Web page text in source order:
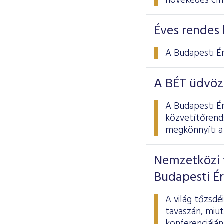
Éves
A Budapesti
A BÉT
A Budapesti
megkönnyíti
Budapesti
A világ
tavaszán,